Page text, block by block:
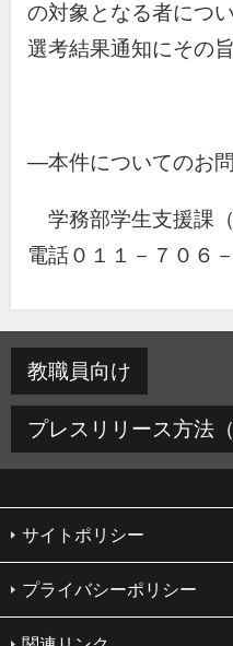
の対象となる者につ
選考結果通知にその
―本件についてのお
学務部学生支援課
電話０１１－７０６
教職員向け
プレスリリース方法
サイトポリシー
プライバシーポリシー